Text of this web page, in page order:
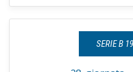
SERIE B